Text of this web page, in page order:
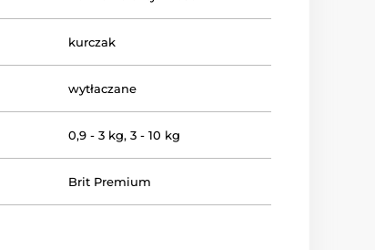
kurczak
wytłaczane
0,9 - 3 kg,3 - 10 kg
Brit Premium